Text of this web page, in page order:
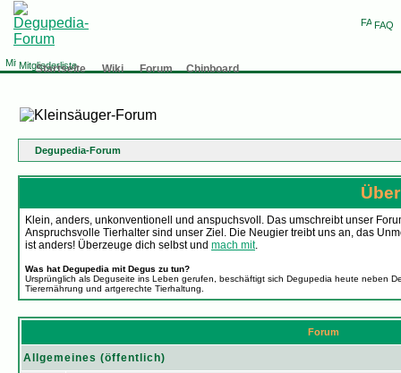
FAQ
Mitgliederliste
Startseite Wiki Forum Chinboard
Degupedia-Forum
Klein, anders, unkonventionell und anspuchsvoll. Das umschreibt unser
Anspruchsvolle Tierhalter sind unser Ziel. Die Neugier treibt uns an, das
ist anders! Überzeuge dich selbst und mach mit.
Was hat Degupedia mit Degus zu tun?
Ursprünglich als Deguseite ins Leben gerufen, beschäftigt sich Degupedia heute neben
Tierernährung und artgerechte Tierhaltung.
Forum
Allgemeines (öffentlich)